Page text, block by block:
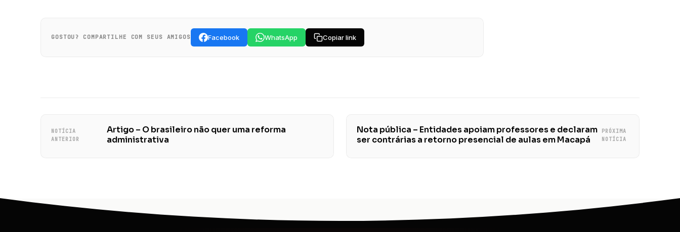
GOSTOU? COMPARTILHE COM SEUS AMIGOS Facebook WhatsApp Copiar link
NOTÍCIA
ANTERIOR
Artigo – O brasileiro não quer uma reforma
administrativa
Nota pública – Entidades apoiam professores e declaram
ser contrárias a retorno presencial de aulas em Macapá
PRÓXIMA
NOTÍCIA